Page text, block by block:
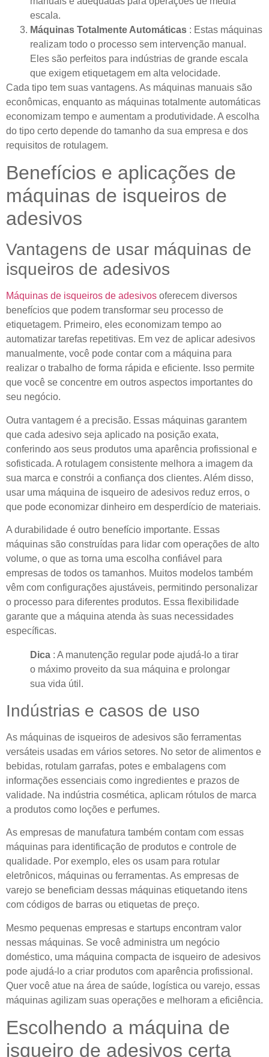
escala.
Máquinas Totalmente Automáticas : Estas máquinas
realizam todo o processo sem intervenção manual.
Eles são perfeitos para indústrias de grande escala
que exigem etiquetagem em alta velocidade.
Cada tipo tem suas vantagens. As máquinas manuais são
econômicas, enquanto as máquinas totalmente automáticas
economizam tempo e aumentam a produtividade. A escolha
do tipo certo depende do tamanho da sua empresa e dos
requisitos de rotulagem.
Benefícios e aplicações de
máquinas de isqueiros de
adesivos
Vantagens de usar máquinas de
isqueiros de adesivos
Máquinas de isqueiros de adesivos oferecem diversos
benefícios que podem transformar seu processo de
etiquetagem. Primeiro, eles economizam tempo ao
automatizar tarefas repetitivas. Em vez de aplicar adesivos
manualmente, você pode contar com a máquina para
realizar o trabalho de forma rápida e eficiente. Isso permite
que você se concentre em outros aspectos importantes do
seu negócio.
Outra vantagem é a precisão. Essas máquinas garantem
que cada adesivo seja aplicado na posição exata,
conferindo aos seus produtos uma aparência profissional e
sofisticada. A rotulagem consistente melhora a imagem da
sua marca e constrói a confiança dos clientes. Além disso,
usar uma máquina de isqueiro de adesivos reduz erros, o
que pode economizar dinheiro em desperdício de materiais.
A durabilidade é outro benefício importante. Essas
máquinas são construídas para lidar com operações de alto
volume, o que as torna uma escolha confiável para
empresas de todos os tamanhos. Muitos modelos também
vêm com configurações ajustáveis, permitindo personalizar
o processo para diferentes produtos. Essa flexibilidade
garante que a máquina atenda às suas necessidades
específicas.
Dica : A manutenção regular pode ajudá-lo a tirar
o máximo proveito da sua máquina e prolongar
sua vida útil.
Indústrias e casos de uso
As máquinas de isqueiros de adesivos são ferramentas
versáteis usadas em vários setores. No setor de alimentos e
bebidas, rotulam garrafas, potes e embalagens com
informações essenciais como ingredientes e prazos de
validade. Na indústria cosmética, aplicam rótulos de marca
a produtos como loções e perfumes.
As empresas de manufatura também contam com essas
máquinas para identificação de produtos e controle de
qualidade. Por exemplo, eles os usam para rotular
eletrônicos, máquinas ou ferramentas. As empresas de
varejo se beneficiam dessas máquinas etiquetando itens
com códigos de barras ou etiquetas de preço.
Mesmo pequenas empresas e startups encontram valor
nessas máquinas. Se você administra um negócio
doméstico, uma máquina compacta de isqueiro de adesivos
pode ajudá-lo a criar produtos com aparência profissional.
Quer você atue na área de saúde, logística ou varejo, essas
máquinas agilizam suas operações e melhoram a eficiência.
Escolhendo a máquina de
isqueiro de adesivos certa